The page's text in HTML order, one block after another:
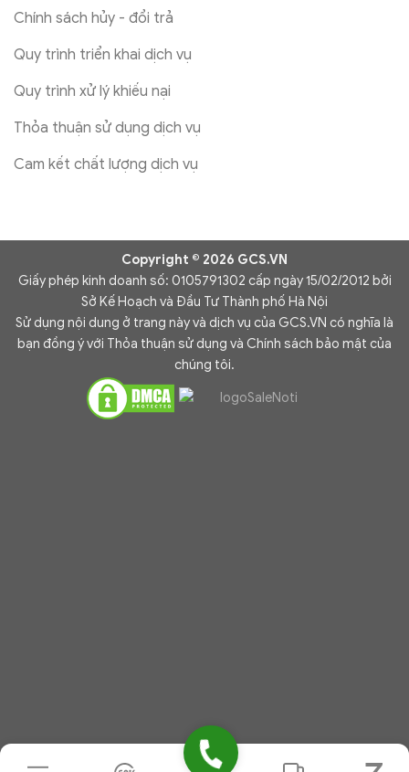
Chính sách hủy - đổi trả
Quy trình triển khai dịch vụ
Quy trình xử lý khiếu nại
Thỏa thuận sử dụng dịch vụ
Cam kết chất lượng dịch vụ
Copyright © 2026 GCS.VN
Giấy phép kinh doanh số: 0105791302 cấp ngày 15/02/2012 bởi
Sở Kế Hoạch và Đầu Tư Thành phố Hà Nội
Sử dụng nội dung ở trang này và dịch vụ của GCS.VN có nghĩa là
bạn đồng ý với Thỏa thuận sử dụng và Chính sách bảo mật của
chúng tôi.